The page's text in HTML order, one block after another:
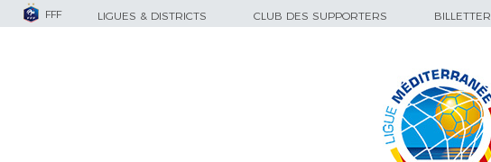
FFF LIGUES & DISTRICTS CLUB DES SUPPORTERS